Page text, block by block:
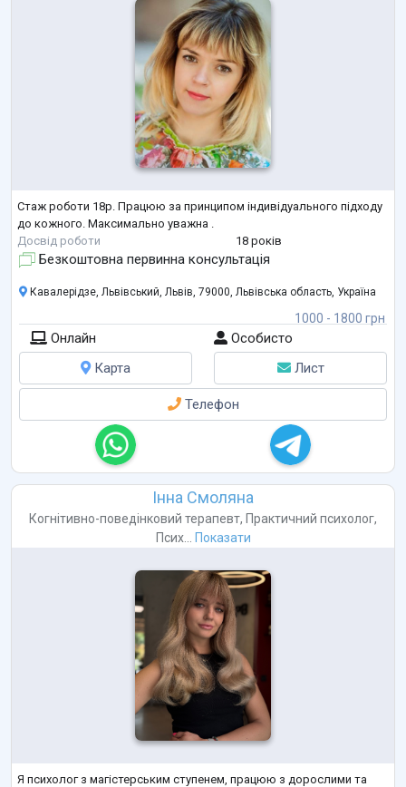
Стаж роботи 18р. Працюю за принципом індивідуального підходу
до кожного. Максимально уважна .
Досвід роботи
18 років
Безкоштовна первинна консультація
1000 - 1800 грн
Кавалерідзе, Львівський, Львів, 79000, Львівська область, Україна
Онлайн
Особисто
Карта
Лист
Телефон
Інна Смоляна
Когнітивно-поведінковий терапевт, Практичний психолог,
Псих... Показати
Я психолог з магістерським ступенем, працюю з дорослими та